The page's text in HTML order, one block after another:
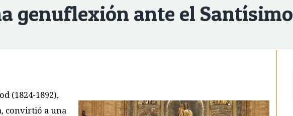
genuflexión ante el Santísimo
(1824-1892),
convirtió a una